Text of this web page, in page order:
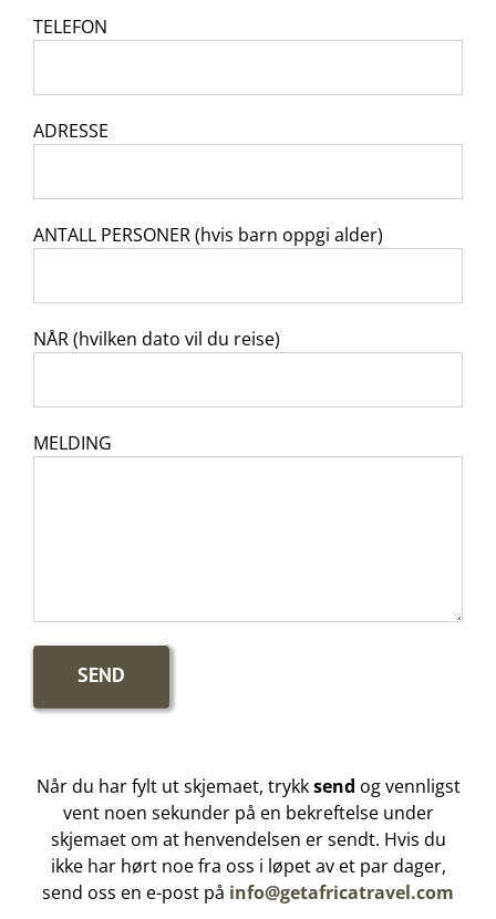
TELEFON
ADRESSE
ANTALL PERSONER (hvis barn oppgi alder)
NÅR (hvilken dato vil du reise)
MELDING
Når du har fylt ut skjemaet, trykksend og vennligst
vent noen sekunder på en bekreftelse under
skjemaet om at henvendelsen er sendt. Hvis du
ikke har hørt noe fra oss i løpet av et par dager,
send oss en e-post på info@getafricatravel.com